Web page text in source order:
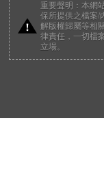
重要聲明：本網
保所提供之檔案/
解版權歸屬等相
律責任，一切檔
立場。